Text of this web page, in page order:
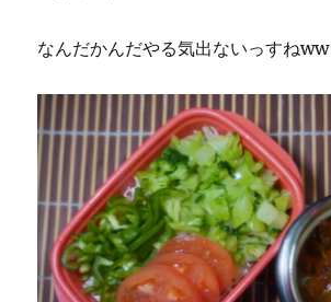
なんだかんだやる気出ないっすねww